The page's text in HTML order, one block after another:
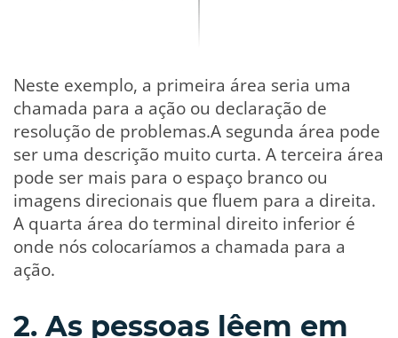
Neste exemplo, a primeira área seria uma
chamada para a ação ou declaração de
resolução de problemas.A segunda área pode
ser uma descrição muito curta. A terceira área
pode ser mais para o espaço branco ou
imagens direcionais que fluem para a direita.
A quarta área do terminal direito inferior é
onde nós colocaríamos a chamada para a
ação.
2. As pessoas lêem em